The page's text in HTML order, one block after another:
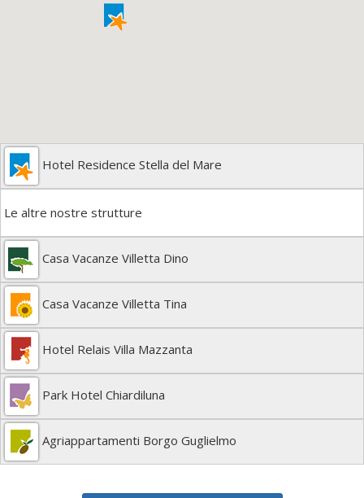
Hotel Residence Stella del Mare
Le altre nostre strutture
Casa Vacanze Villetta Dino
Casa Vacanze Villetta Tina
Hotel Relais Villa Mazzanta
Park Hotel Chiardiluna
Agriappartamenti Borgo Guglielmo